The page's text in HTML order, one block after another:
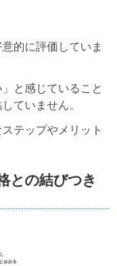
的に評価していま
と感じていること
ていません。
テップやメリット
との結びつき